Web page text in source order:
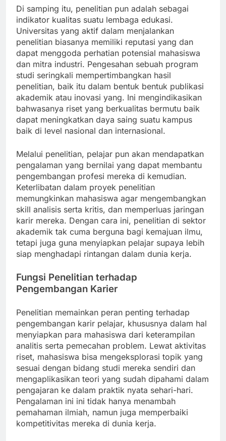
Di samping itu, penelitian pun adalah sebagai
indikator kualitas suatu lembaga edukasi.
Universitas yang aktif dalam menjalankan
penelitian biasanya memiliki reputasi yang dan
dapat menggoda perhatian potensial mahasiswa
dan mitra industri. Pengesahan sebuah program
studi seringkali mempertimbangkan hasil
penelitian, baik itu dalam bentuk bentuk publikasi
akademik atau inovasi yang. Ini mengindikasikan
bahwasanya riset yang berkualitas bermutu baik
dapat meningkatkan daya saing suatu kampus
baik di level nasional dan internasional.
Melalui penelitian, pelajar pun akan mendapatkan
pengalaman yang bernilai yang dapat membantu
pengembangan profesi mereka di kemudian.
Keterlibatan dalam proyek penelitian
memungkinkan mahasiswa agar mengembangkan
skill analisis serta kritis, dan memperluas jaringan
karir mereka. Dengan cara ini, penelitian di sektor
akademik tak cuma berguna bagi kemajuan ilmu,
tetapi juga guna menyiapkan pelajar supaya lebih
siap menghadapi rintangan dalam dunia kerja.
Fungsi Penelitian terhadap
Pengembangan Karier
Penelitian memainkan peran penting terhadap
pengembangan karir pelajar, khususnya dalam hal
menyiapkan para mahasiswa dari keterampilan
analitis serta pemecahan problem. Lewat aktivitas
riset, mahasiswa bisa mengeksplorasi topik yang
sesuai dengan bidang studi mereka sendiri dan
mengaplikasikan teori yang sudah dipahami dalam
pengajaran ke dalam praktik nyata sehari-hari.
Pengalaman ini ini tidak hanya menambah
pemahaman ilmiah, namun juga memperbaiki
kompetitivitas mereka di dunia kerja.